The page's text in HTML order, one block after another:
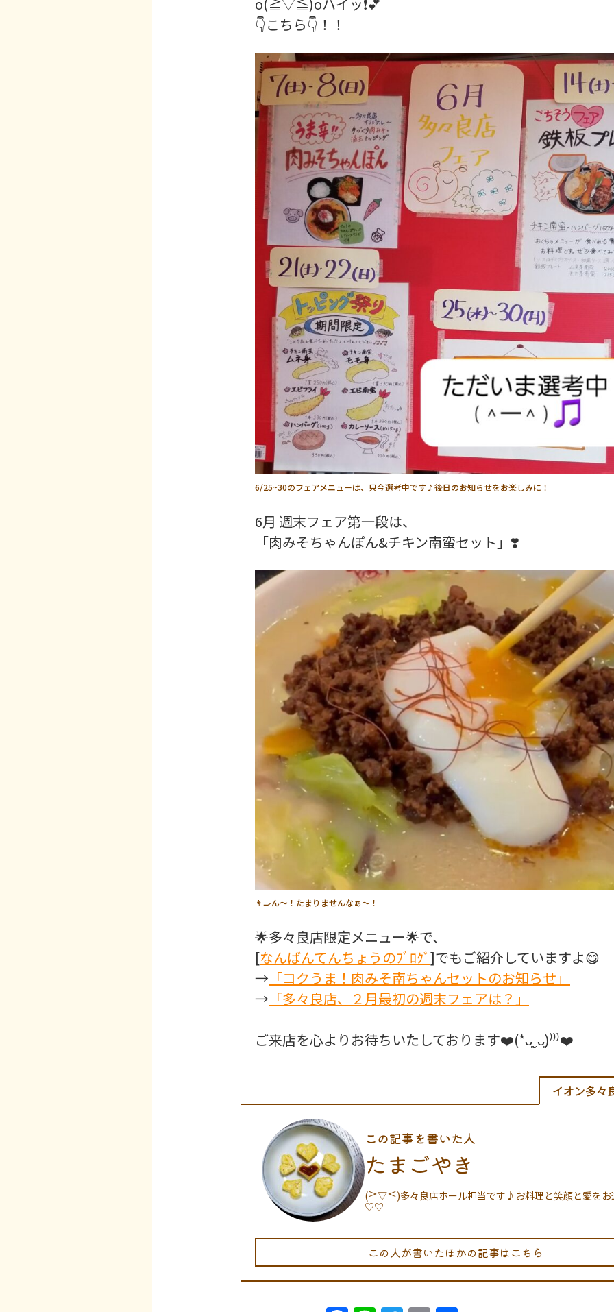
👇こちら👇！！
6/25~30のフェアメニューは、只今選考中です♪後日のお知らせをお楽しみに！
6月 週末フェア第一段は、
「肉みそちゃんぽん&チキン南蛮セット」❣️
👨‍🍳ん～！たまりませんなぁ～！
🌟多々良店限定メニュー🌟で、
[なんばんてんちょうのﾌﾞﾛｸﾞ]でもご紹介していますよ😋
→ 「コクうま！肉みそ南ちゃんセットのお知らせ」
→ 「多々良店、２月最初の週末フェアは？」
ご来店を心よりお待ちいたしております❤️(*ᴗ͈ˬᴗ͈)⁾⁾⁾❤️
イオン多々
この記事を書いた人
たまごやき
(≧▽≦)多々良店ホール担当です♪お料理と笑顔と愛をお
♡♡
この人が書いたほかの記事はこちら